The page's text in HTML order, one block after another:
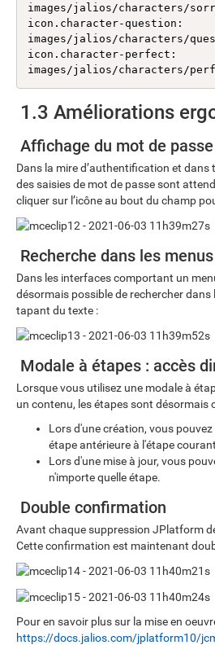
images/jalios/characters/
icon.character-question:
images/jalios/characters/
icon.character-perfect:
images/jalios/characters/
1.3 Améliorations
Affichage du mot de
Dans la mire d’authentification et dans
des saisies de mot de passe sont
cliquer sur l’icône au bout du champ
Recherche dans les
Dans les interfaces comportant un
désormais possible de rechercher
tapant du texte :
Modale à étapes : accès
Lorsque vous utilisez une modale à
un contenu, les étapes sont désormais
Lors d'une création, vous
étape antérieure à l'étape
Lors d'une mise à jour, vous
n'importe quelle étape.
Double confirmation
Avant chaque suppression JPlatform
Cette confirmation est maintenant
Pour en savoir plus sur la mise en
https://docs.jalios.com/jplatform10/